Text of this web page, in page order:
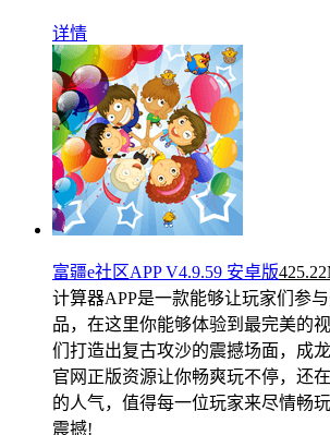
详情
富疆e社区APP V4.9.59 安卓版
计算器APP是一款能够让玩家们参
品，在这里你能够体验到最完美的
们打造出复古攻沙的震撼场面，成
官网正版资源让你畅爽玩不停，还
的人气，值得每一位玩家来尽情畅
震撼!